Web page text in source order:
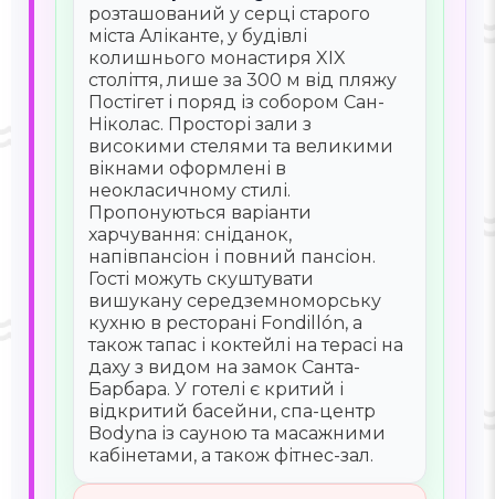
розташований у серці старого
міста Аліканте, у будівлі
колишнього монастиря XIX
століття, лише за 300 м від пляжу
Постігет і поряд із собором Сан-
Ніколас. Просторі зали з
високими стелями та великими
вікнами оформлені в
неокласичному стилі.
Пропонуються варіанти
харчування: сніданок,
напівпансіон і повний пансіон.
Гості можуть скуштувати
вишукану середземноморську
кухню в ресторані Fondillón, а
також тапас і коктейлі на терасі на
даху з видом на замок Санта-
Барбара. У готелі є критий і
відкритий басейни, спа-центр
Bodyna із сауною та масажними
кабінетами, а також фітнес-зал.